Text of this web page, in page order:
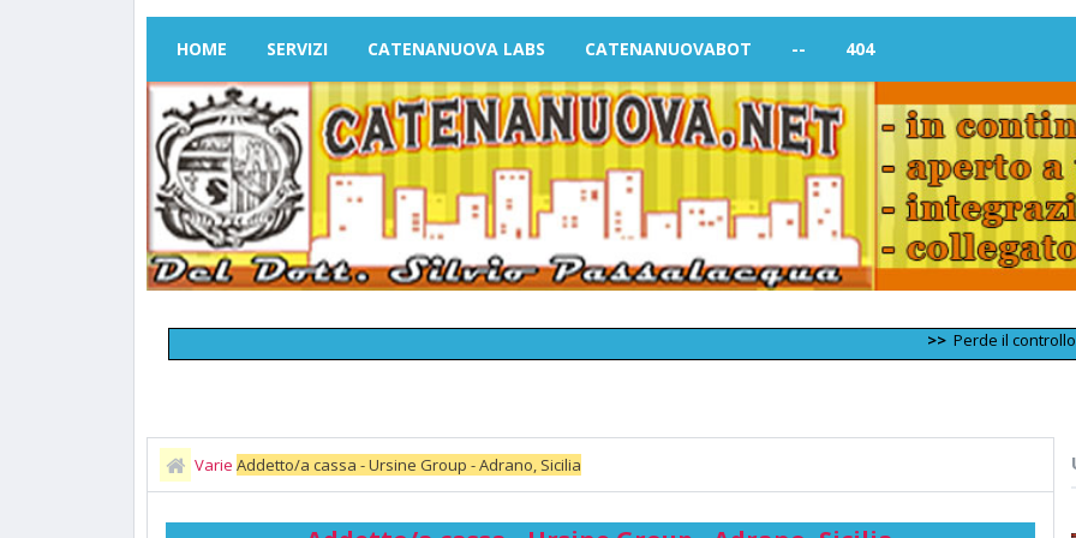
HOME SERVIZI CATENANUOVA LABS CATENANUOVABOT -- 404
Perde il controllo
Varie Addetto/a cassa - Ursine Group - Adrano, Sicilia